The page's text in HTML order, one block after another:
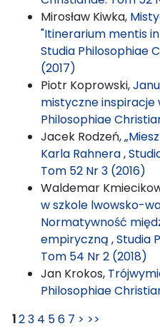
Mirosław Kiwka,
"Itinerarium mentis
Studia Philosophiae
(2017)
Piotr Koprowski,
mistyczne inspiracje
Philosophiae
Jacek Rodzeń,
Karla Rahnera,
Tom 52 Nr 3 (2016)
Waldemar
w szkole lwowsko-
Normatywność
empiryczną ,Studia
Tom 54 Nr 2 (2018)
Jan Krokos,
Philosophiae
123 4 56 7 > >>